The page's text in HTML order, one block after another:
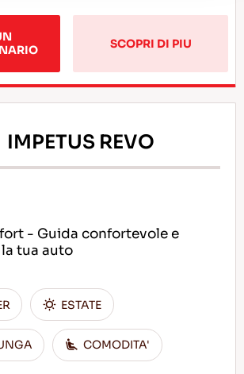
SCOPRI DI PIU
IMPETUS REVO
- Guida confortevole e
tua auto
ESTATE
COMODITA'